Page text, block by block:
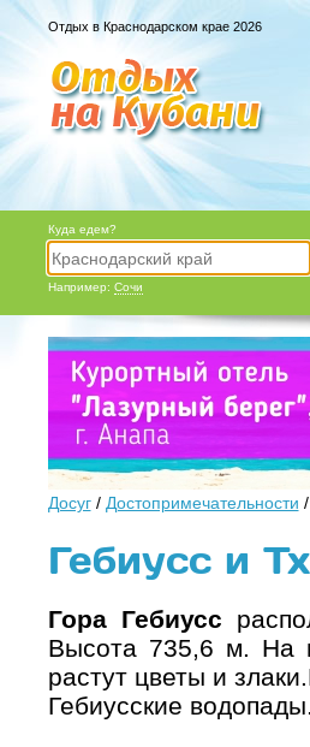
Отдых в Краснодарском крае 2026
Куда едем?
Например: Сочи
Досуг/ Достопримечательности /
Гебиусс и
Гора Гебиусс
Высота 735,6 м. На
растут цветы и
Гебиусские водопады.